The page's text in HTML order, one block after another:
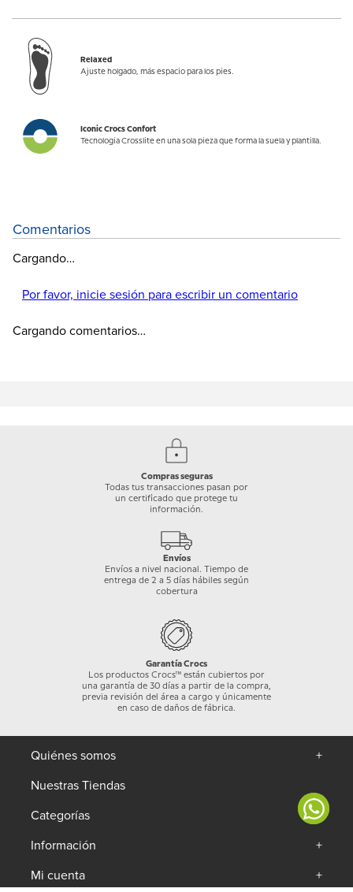
Relaxed
Ajuste holgado, más espacio para los pies.
Iconic Crocs Confort
Tecnología Crosslite en una sola pieza que forma la suela y plantilla.
Comentarios
Cargando…
Por favor, inicie sesión para escribir un comentario
Cargando comentarios…
Compras seguras
Todas tus transacciones pasan por
un certificado que protege tu
información.
Envíos
Envíos a nivel nacional. Tiempo de
entrega de 2 a 5 días hábiles según
cobertura
Garantía Crocs
Los productos Crocs™ están cubiertos por
una garantía de 30 días a partir de la compra,
previa revisión del área a cargo y únicamente
en caso de daños de fábrica.
Quiénes somos
+
Nuestras Tiendas
Categorías
+
Información
+
Mi cuenta
+